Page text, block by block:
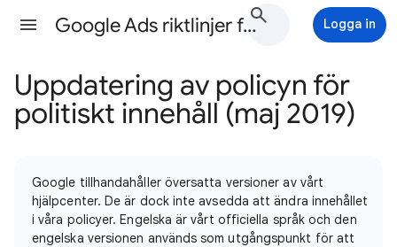
Google Ads riktlinjer för annonsering Hjälp Logga in
Uppdatering av policyn för
politiskt innehåll (maj 2019)
Google tillhandahåller översatta versioner av vårt
hjälpcenter. De är dock inte avsedda att ändra innehållet
i våra policyer. Engelska är vårt officiella språk och den
engelska versionen används som utgångspunkt för att